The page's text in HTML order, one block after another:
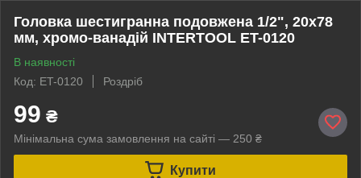
Головка шестигранна подовжена 1/2", 20x78
мм, хромо-ванадій INTERTOOL ET-0120
В наявності
Код: ET-0120
Роздріб
99 ₴
Мінімальна сума замовлення на сайті — 250 ₴
Купити